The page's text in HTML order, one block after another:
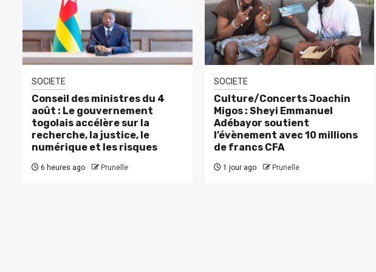
SOCIETE
Conseil des ministres du 4
août : Le gouvernement
togolais accélère sur la
recherche, la justice, le
numérique et les risques
6 heures ago Prunelle
SOCIETE
Culture/Concerts Joachin
Migos : Sheyi Emmanuel
Adébayor soutient
l’évènement avec 10 millions
de francs CFA
1 jour ago Prunelle